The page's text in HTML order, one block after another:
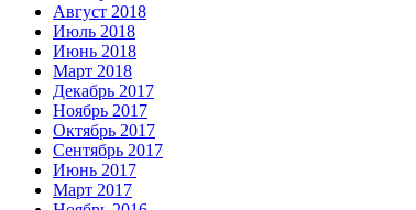
Август 2018
Июль 2018
Июнь 2018
Март 2018
Декабрь 2017
Ноябрь 2017
Октябрь 2017
Сентябрь 2017
Июнь 2017
Март 2017